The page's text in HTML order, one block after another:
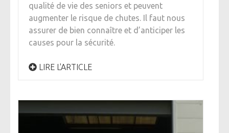
qualité de vie des seniors et peuvent
augmenter le risque de chutes. Il faut nous
assurer de bien connaître et d’anticiper les
causes pour la sécurité.
LIRE L'ARTICLE